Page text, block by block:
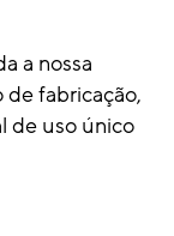
a nossa
fabricação,
de uso único